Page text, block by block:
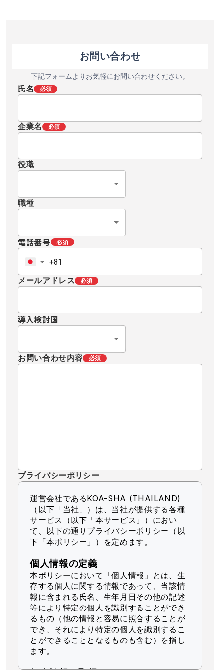
お問い合わせ
下記フォームよりお気軽にお問い合わせください。
氏名 必須
企業名 必須
役職
職種
電話番号 必須
メールアドレス 必須
導入検討国
お問い合わせ内容 必須
プライバシーポリシー
運営会社であるKOA-SHA (THAILAND)
（以下「当社」） は、当社が提供する各種
サービス（以下「本サービス」）におい
て、以下の通りプライバシーポリシー（以
下「本ポリシー」）を定めます。
個人情報の定義
本ポリシーにおいて「個人情報」とは、生
存する個人に関する情報であって、当該情
報に含まれる氏名、生年月日その他の記述
等により特定の個人を識別することができ
るもの（他の情報と容易に照合することが
でき、それにより特定の個人を識別するこ
とができることとなるものも含む）を指し
ます。